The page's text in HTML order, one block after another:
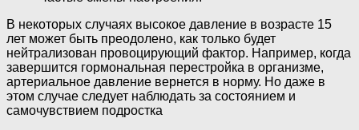
В некоторых случаях высокое давление в возрасте 15
лет может быть преодолено, как только будет
нейтрализован провоцирующий фактор. Например, когда
завершится гормональная перестройка в организме,
артериальное давление вернется в норму. Но даже в
этом случае следует наблюдать за состоянием и
самочувствием подростка